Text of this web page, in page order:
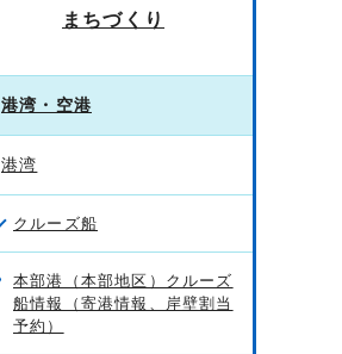
まちづくり
港湾・空港
港湾
クルーズ船
本部港（本部地区）クルーズ
船情報（寄港情報、岸壁割当
予約）